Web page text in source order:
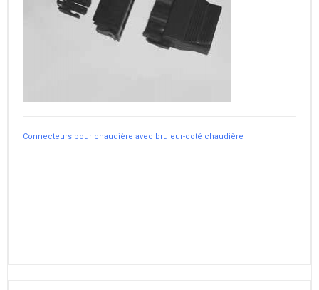
Connecteurs pour chaudière avec bruleur-coté chaudière